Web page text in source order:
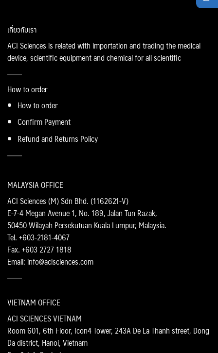
MALAYSIA OFFICE
ACI Sciences (M) Sdn Bhd. (1162621-V)
E-7-4 Megan Avenue 1, No. 189, Jalan Tun Razak,
50450 Wilayah Persekutuan Kuala Lumpur, Malaysia.
Tel. +603-2181-4067
Fax. +603 2727 1818
Email: info@acisciences.com
VIETNAM OFFICE
ACI SCIENCES VIETNAM
Room 601, 6th Floor, Icon4 Tower, 243A De La Thanh street, Dong
Da district, Hanoi, Vietnam
เกี่ยวกับเรา
ACI Sciences is related with importation and trading the medical
device, scientific equipment and chemical for all scientific
How to order
How to order
Confirm Payment
Refund and Returns Policy